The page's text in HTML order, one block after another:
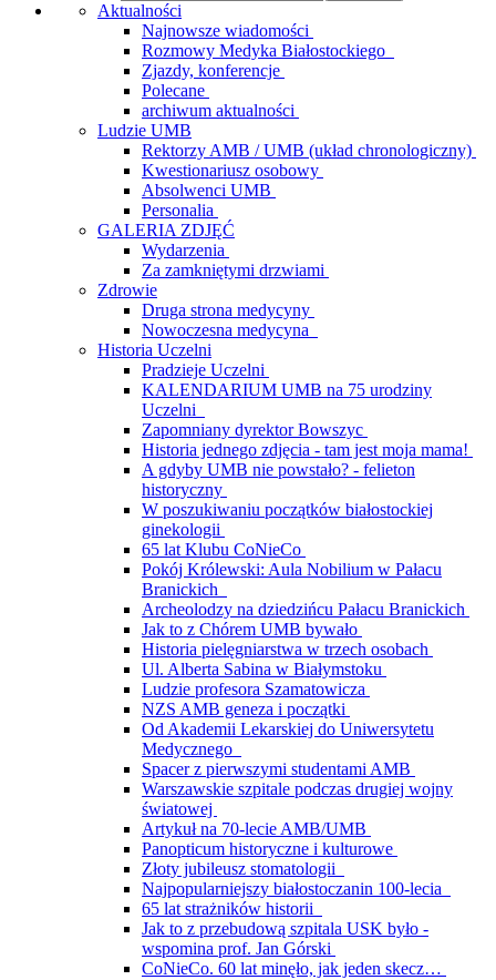
Aktualności
Najnowsze wiadomości
Rozmowy Medyka Białostockiego
Zjazdy, konferencje
Polecane
archiwum aktualności
Ludzie UMB
Rektorzy AMB / UMB (układ chronologiczny)
Kwestionariusz osobowy
Absolwenci UMB
Personalia
GALERIA ZDJĘĆ
Wydarzenia
Za zamkniętymi drzwiami
Zdrowie
Druga strona medycyny
Nowoczesna medycyna
Historia Uczelni
Pradzieje Uczelni
KALENDARIUM UMB na 75 urodziny
Uczelni
Zapomniany dyrektor Bowszyc
Historia jednego zdjęcia - tam jest moja mama!
A gdyby UMB nie powstało? - felieton
historyczny
W poszukiwaniu początków białostockiej
ginekologii
65 lat Klubu CoNieCo
Pokój Królewski: Aula Nobilium w Pałacu
Branickich
Archeolodzy na dziedzińcu Pałacu Branickich
Jak to z Chórem UMB bywało
Historia pielęgniarstwa w trzech osobach
Ul. Alberta Sabina w Białymstoku
Ludzie profesora Szamatowicza
NZS AMB geneza i początki
Od Akademii Lekarskiej do Uniwersytetu
Medycznego
Spacer z pierwszymi studentami AMB
Warszawskie szpitale podczas drugiej wojny
światowej
Artykuł na 70-lecie AMB/UMB
Panopticum historyczne i kulturowe
Złoty jubileusz stomatologii
Najpopularniejszy białostoczanin 100-lecia
65 lat strażników historii
Jak to z przebudową szpitala USK było -
wspomina prof. Jan Górski
CoNieCo. 60 lat minęło, jak jeden skecz…